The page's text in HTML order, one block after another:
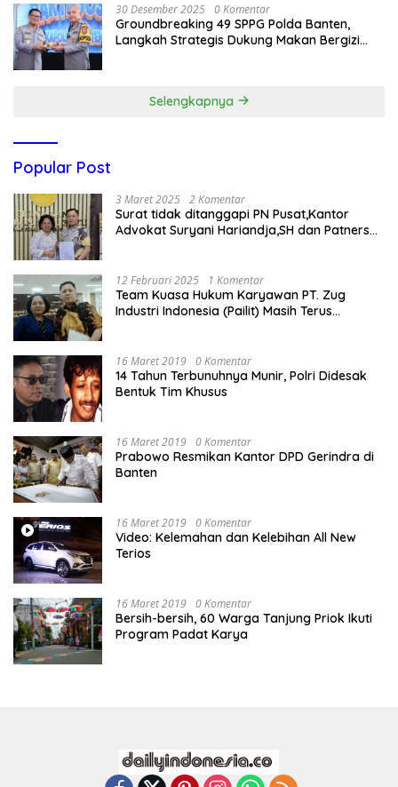
30 Desember 2025 0 Komentar
Groundbreaking 49 SPPG Polda Banten,
Langkah Strategis Dukung Makan Bergizi
Selengkapnya
Popular Post
3 Maret 2025 2 Komentar
Surat tidak ditanggapi PN Pusat,Kantor
Advokat Suryani Hariandja,SH dan Patners
12 Februari 2025 1 Komentar
Team Kuasa Hukum Karyawan PT. Zug
Industri Indonesia (Pailit) Masih Terus
16 Maret 2019 0 Komentar
14 Tahun Terbunuhnya Munir, Polri Didesak
Bentuk Tim Khusus
16 Maret 2019 0 Komentar
Prabowo Resmikan Kantor DPD Gerindra di
Banten
16 Maret 2019 0 Komentar
Video: Kelemahan dan Kelebihan All New
Terios
16 Maret 2019 0 Komentar
Bersih-bersih, 60 Warga Tanjung Priok Ikuti
Program Padat Karya